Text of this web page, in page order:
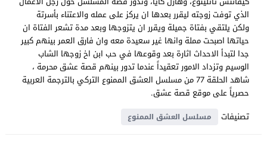
الذي توفت زوجته ليقرر بعدها ان يركز على عمله والاعتناء بأسرتة
ولكن يلتقي بفتاة جميلة ويقرر ان يتزوجها وبعد مدة تشعر الفتاة ان
حياتها اصبحت مملة وانها غير سعيدة معه وان فارق العمر بينهم كبير
جدا لتبدأ الاحداث اثارة بعد وقوعها في حب ابن اخ زوجها الشاب
الوسيم وتزداد الامور تعقيداً عندما تدور بينهم قصة عشق محرمة ،
شاهد الحلقة 77 من مسلسل العشق الممنوع التركي بالترجمة العربية
حصرياً على موقع قصة عشق.
تصنيفات
مسلسل العشق الممنوع